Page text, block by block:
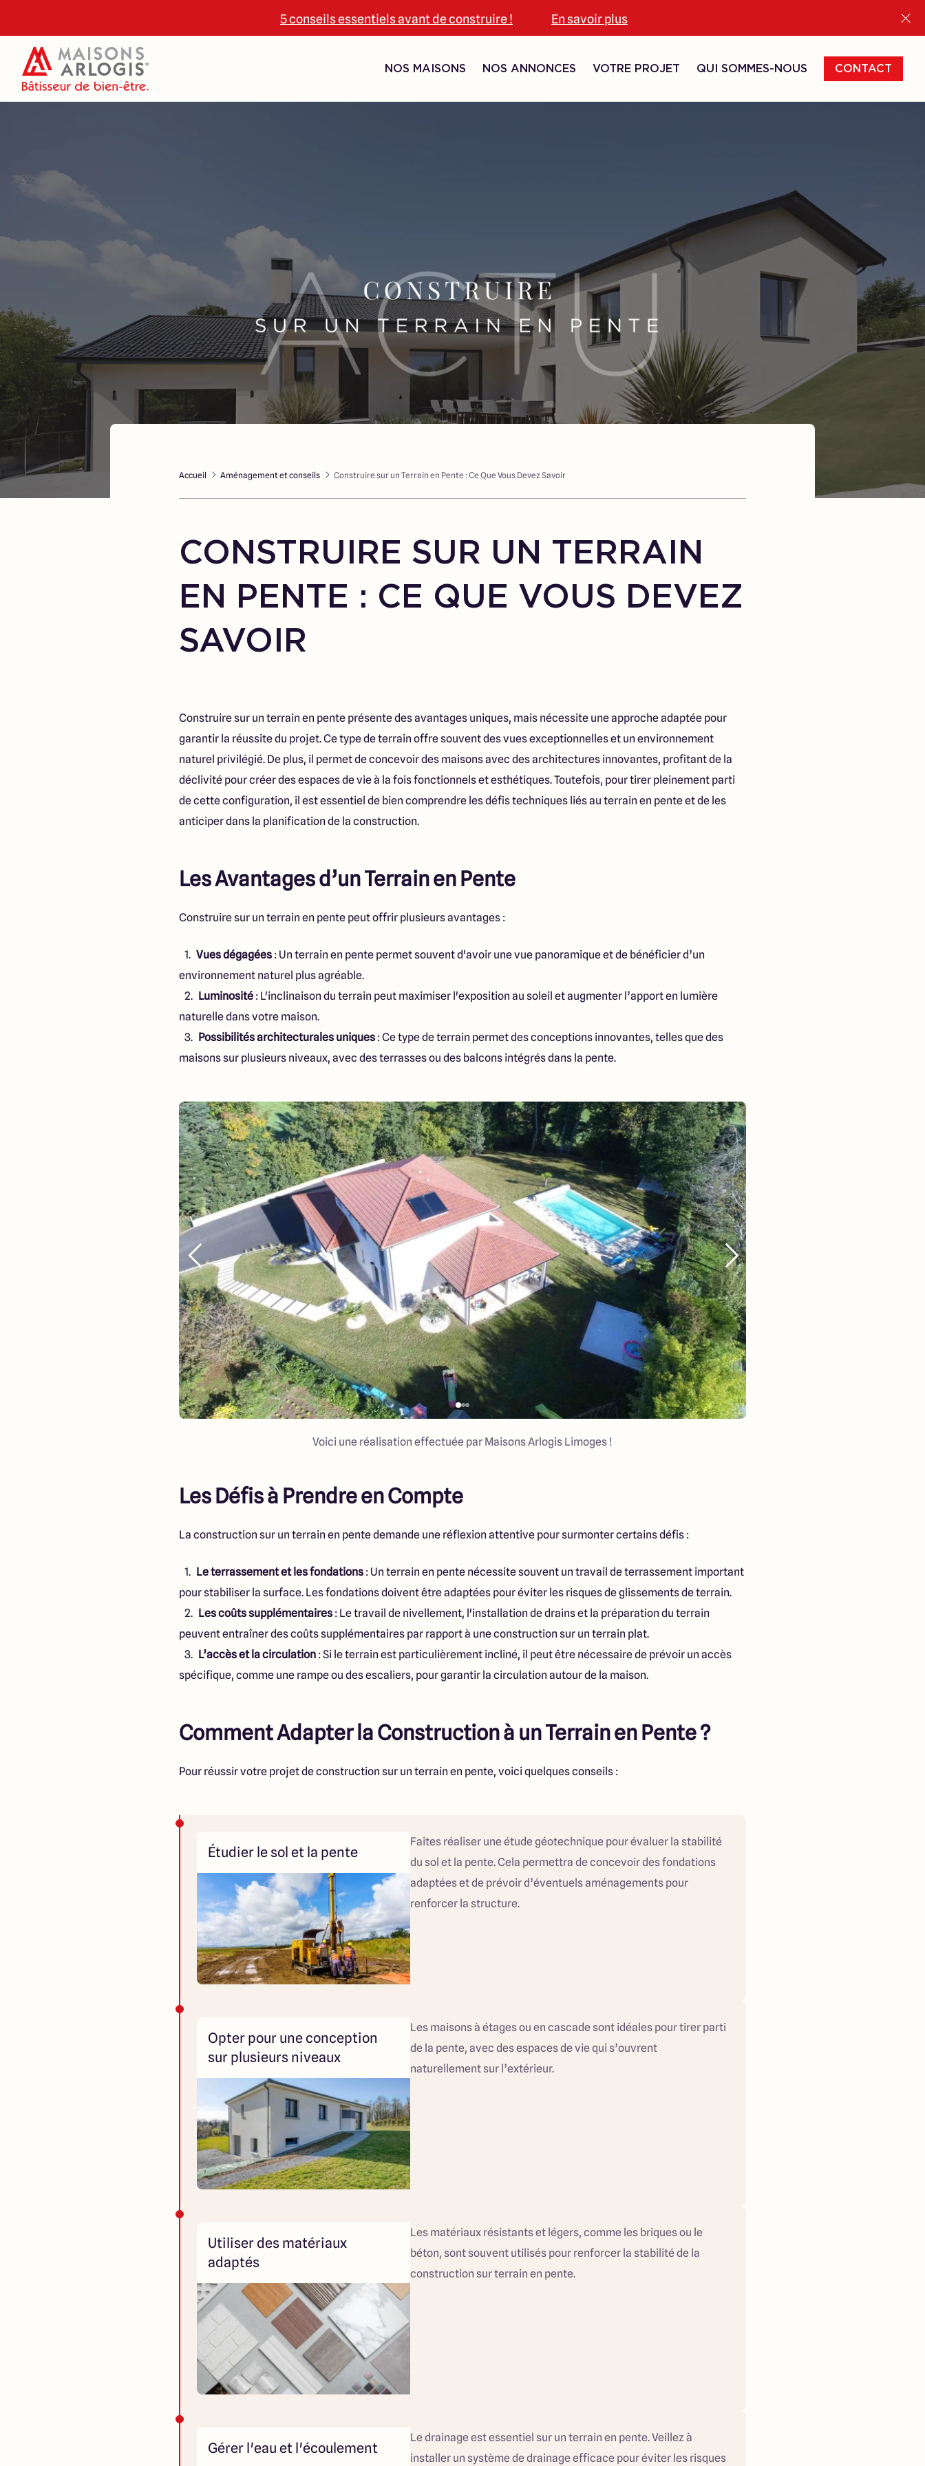
5 conseils essentiels avant de construire ! En savoir plus
NOS MAISONS NOS ANNONCES VOTRE PROJET QUI SOMMES-NOUS CONTACT
Accueil Aménagement et conseils Construire sur un Terrain en Pente : Ce Que Vous Devez Savoir
CONSTRUIRE SUR UN TERRAIN
EN PENTE : CE QUE VOUS DEVEZ
SAVOIR
Construire sur un terrain en pente présente des avantages uniques, mais nécessite une approche adaptée pour
garantir la réussite du projet. Ce type de terrain offre souvent des vues exceptionnelles et un environnement
naturel privilégié. De plus, il permet de concevoir des maisons avec des architectures innovantes, profitant de la
déclivité pour créer des espaces de vie à la fois fonctionnels et esthétiques. Toutefois, pour tirer pleinement parti
de cette configuration, il est essentiel de bien comprendre les défis techniques liés au terrain en pente et de les
anticiper dans la planification de la construction.
Les Avantages d’un Terrain en Pente
Construire sur un terrain en pente peut offrir plusieurs avantages :
Vues dégagées : Un terrain en pente permet souvent d'avoir une vue panoramique et de bénéficier d’un
environnement naturel plus agréable.
Luminosité : L'inclinaison du terrain peut maximiser l'exposition au soleil et augmenter l’apport en lumière
naturelle dans votre maison.
Possibilités architecturales uniques : Ce type de terrain permet des conceptions innovantes, telles que des
maisons sur plusieurs niveaux, avec des terrasses ou des balcons intégrés dans la pente.
Voici une réalisation effectuée par Maisons Arlogis Limoges !
Les Défis à Prendre en Compte
La construction sur un terrain en pente demande une réflexion attentive pour surmonter certains défis :
Le terrassement et les fondations : Un terrain en pente nécessite souvent un travail de terrassement important
pour stabiliser la surface. Les fondations doivent être adaptées pour éviter les risques de glissements de terrain.
Les coûts supplémentaires : Le travail de nivellement, l'installation de drains et la préparation du terrain
peuvent entraîner des coûts supplémentaires par rapport à une construction sur un terrain plat.
L’accès et la circulation : Si le terrain est particulièrement incliné, il peut être nécessaire de prévoir un accès
spécifique, comme une rampe ou des escaliers, pour garantir la circulation autour de la maison.
Comment Adapter la Construction à un Terrain en Pente ?
Pour réussir votre projet de construction sur un terrain en pente, voici quelques conseils :
Étudier le sol et la pente
Faites réaliser une étude géotechnique pour évaluer la stabilité
du sol et la pente. Cela permettra de concevoir des fondations
adaptées et de prévoir d’éventuels aménagements pour
renforcer la structure.
Opter pour une conception
sur plusieurs niveaux
Les maisons à étages ou en cascade sont idéales pour tirer parti
de la pente, avec des espaces de vie qui s’ouvrent
naturellement sur l’extérieur.
Utiliser des matériaux
adaptés
Les matériaux résistants et légers, comme les briques ou le
béton, sont souvent utilisés pour renforcer la stabilité de la
construction sur terrain en pente.
Gérer l'eau et l'écoulement
Le drainage est essentiel sur un terrain en pente. Veillez à
installer un système de drainage efficace pour éviter les risques